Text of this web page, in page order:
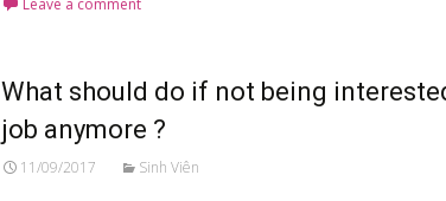
Leave a comment
What should do if not being
job anymore ?
11/09/2017 Sinh Viên